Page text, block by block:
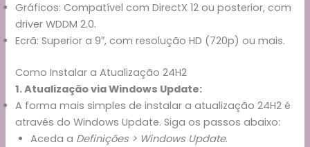
Gráficos: Compatível com DirectX 12 ou posterior, com
driver WDDM 2.0.
Ecrã: Superior a 9″, com resolução HD (720p) ou mais.
Como Instalar a Atualização 24H2
1. Atualização via Windows Update:
A forma mais simples de instalar a atualização 24H2 é
através do Windows Update. Siga os passos abaixo:
Aceda a Definições > Windows Update.